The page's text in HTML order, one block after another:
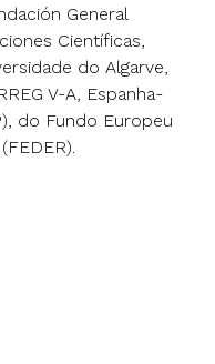
General
Científicas,
do Algarve,
V-A, Espanha-
do Fundo Europeu